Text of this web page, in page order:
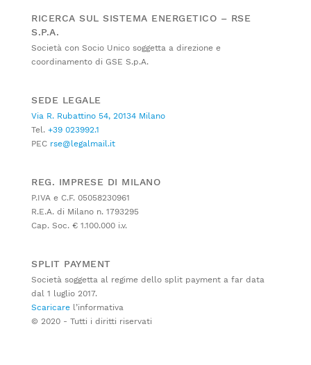
RICERCA SUL SISTEMA ENERGETICO – RSE
S.P.A.
Società con Socio Unico soggetta a direzione e
coordinamento di GSE S.p.A.
SEDE LEGALE
Via R. Rubattino 54, 20134 Milano
Tel. +39 023992.1
PEC rse@legalmail.it
REG. IMPRESE DI MILANO
P.IVA e C.F. 05058230961
R.E.A. di Milano n. 1793295
Cap. Soc. € 1.100.000 i.v.
SPLIT PAYMENT
Società soggetta al regime dello split payment a far data
dal 1 luglio 2017.
Scaricare l’informativa
© 2020 - Tutti i diritti riservati